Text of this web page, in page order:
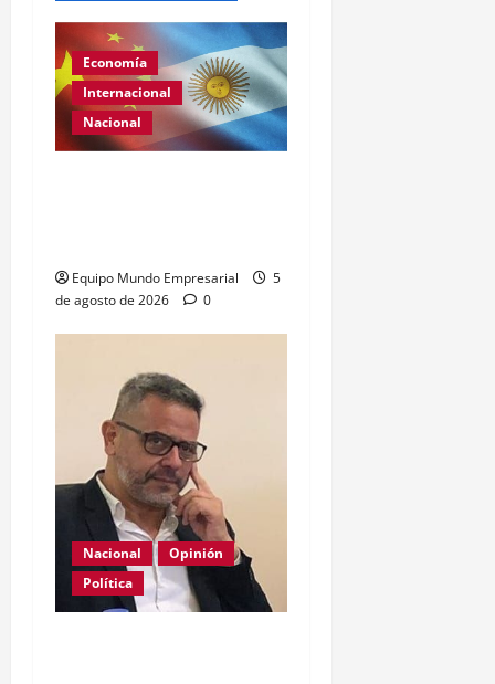
Economía
Internacional
Nacional
Equipo Mundo Empresarial
5
de agosto de 2026
0
Nacional
Opinión
Política